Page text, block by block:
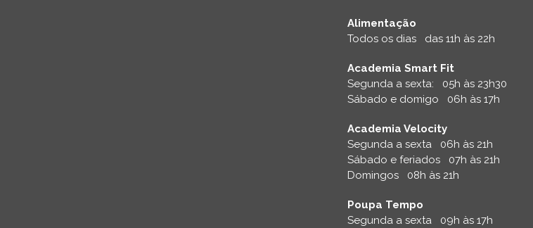
Alimentação
Todos os dias das 11h às 22h
Academia Smart Fit
Segunda a sexta: 05h às 23h30
Sábado e domigo 06h às 17h
Academia Velocity
Segunda a sexta 06h às 21h
Sábado e feriados 07h às 21h
Domingos 08h às 21h
Poupa Tempo
Segunda a sexta 09h às 17h